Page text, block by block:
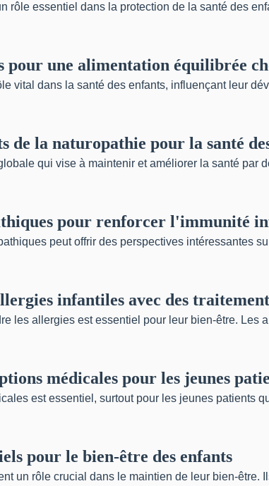
rôle essentiel dans la protection de la santé des
pour une alimentation équilibrée
vital dans la santé des enfants, influençant leur
de la naturopathie pour la santé
qui vise à maintenir et améliorer la santé
pour renforcer l'immunité
peut offrir des perspectives intéressantes
infantiles avec des
les allergies est essentiel pour leur bien-être.
médicales pour les jeunes
est essentiel, surtout pour les jeunes patients
pour le bien-être des enfants
un rôle crucial dans le maintien de leur bien-